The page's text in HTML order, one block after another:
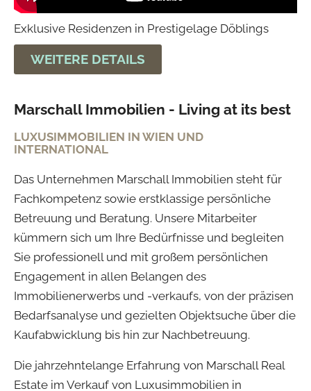
Exklusive Residenzen in Prestigelage Döblings
WEITERE DETAILS
Marschall Immobilien - Living at its best
LUXUSIMMOBILIEN IN WIEN UND
INTERNATIONAL
Das Unternehmen Marschall Immobilien steht für
Fachkompetenz sowie erstklassige persönliche
Betreuung und Beratung. Unsere Mitarbeiter
kümmern sich um Ihre Bedürfnisse und begleiten
Sie professionell und mit großem persönlichen
Engagement in allen Belangen des
Immobilienerwerbs und -verkaufs, von der präzisen
Bedarfsanalyse und gezielten Objektsuche über die
Kaufabwicklung bis hin zur Nachbetreuung.
Die jahrzehntelange Erfahrung von Marschall Real
Estate im Verkauf von Luxusimmobilien in